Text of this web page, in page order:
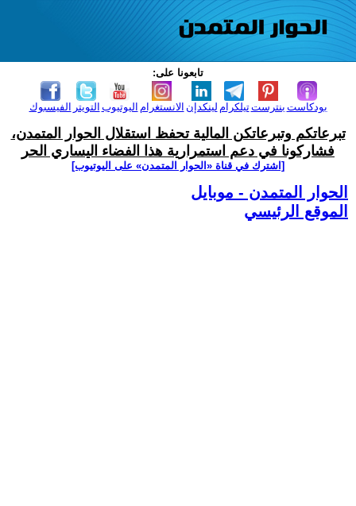
تابعونا على:
الفيسبوك التويتر اليوتيوب الانستغرام لينكدإن تيلكرامبنترست بودكاست
تبرعاتكم وتبرعاتكن المالية تحفظ استقلال الحوار المتمدن،
فشاركونا في دعم استمرارية هذا الفضاء اليساري الحر
[اشترك في قناة ‫«الحوار المتمدن» على اليوتيوب]
الحوار المتمدن - موبايل
الموقع الرئيسي